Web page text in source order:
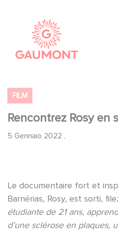
FILM
Rencontrez Rosy en
5 Gennaio 2022 ,
Le documentaire fort et
Barnérias, Rosy, est sorti,
étudiante de 21 ans,
d’une sclérose en plaques,